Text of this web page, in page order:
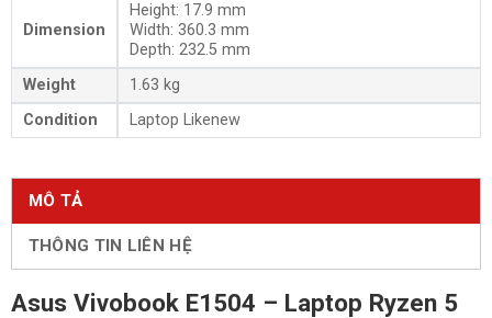
MÔ TẢ
THÔNG TIN LIÊN HỆ
Asus Vivobook E1504 – Laptop Ryzen 5
Dimension
Height: 17.9 mm
Width: 360.3 mm
Depth: 232.5 mm
Weight
1.63 kg
Condition
Laptop Likenew